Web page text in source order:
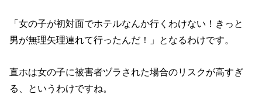
「女の子が初対面でホテルなんか行くわけない！きっと
男が無理矢理連れて行ったんだ！」となるわけです。
直ホは女の子に被害者ヅラされた場合のリスクが高すぎ
る、というわけですね。